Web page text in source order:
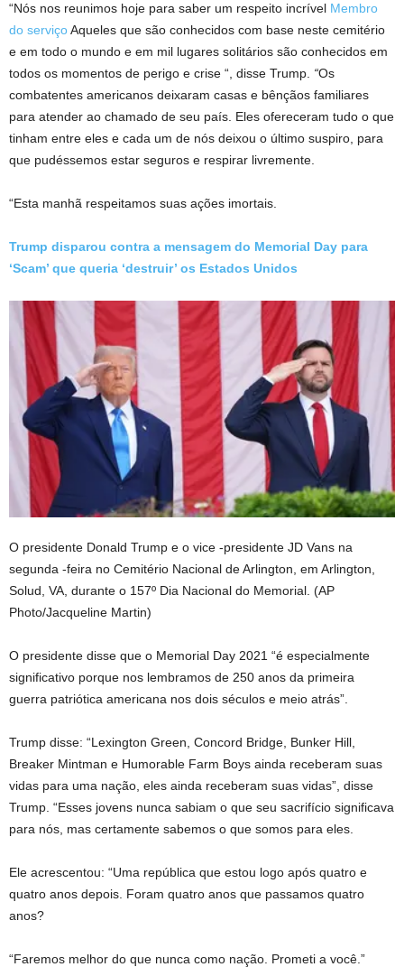
“Nós nos reunimos hoje para saber um respeito incrível Membro
do serviçoAqueles que são conhecidos com base neste cemitério
e em todo o mundo e em mil lugares solitários são conhecidos em
todos os momentos de perigo e crise “, disse Trump. “Os
combatentes americanos deixaram casas e bênçãos familiares
para atender ao chamado de seu país. Eles ofereceram tudo o que
tinham entre eles e cada um de nós deixou o último suspiro, para
que pudéssemos estar seguros e respirar livremente.
“Esta manhã respeitamos suas ações imortais.
Trump disparou contra a mensagem do Memorial Day para
‘Scam’ que queria ‘destruir’ os Estados Unidos
O presidente Donald Trump e o vice -presidente JD Vans na
segunda -feira no Cemitério Nacional de Arlington, em Arlington,
Solud, VA, durante o 157º Dia Nacional do Memorial. (AP
Photo/Jacqueline Martin)
O presidente disse que o Memorial Day 2021 “é especialmente
significativo porque nos lembramos de 250 anos da primeira
guerra patriótica americana nos dois séculos e meio atrás”.
Trump disse: “Lexington Green, Concord Bridge, Bunker Hill,
Breaker Mintman e Humorable Farm Boys ainda receberam suas
vidas para uma nação, eles ainda receberam suas vidas”, disse
Trump. “Esses jovens nunca sabiam o que seu sacrifício significava
para nós, mas certamente sabemos o que somos para eles.
Ele acrescentou: “Uma república que estou logo após quatro e
quatro anos depois. Foram quatro anos que passamos quatro
anos?
“Faremos melhor do que nunca como nação. Prometi a você.”